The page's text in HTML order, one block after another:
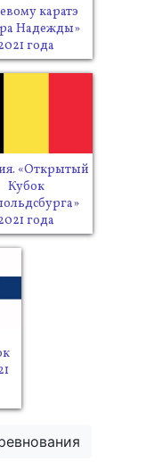
каратэ
Надежды»
года
«Открытый
Кубок
года